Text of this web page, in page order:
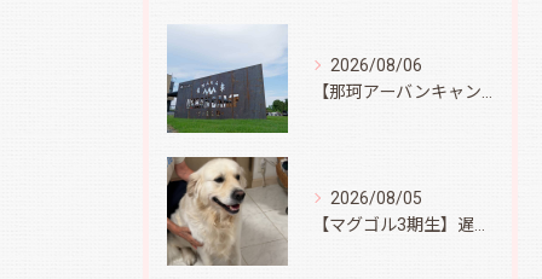
2026/08/06
2026/08/05